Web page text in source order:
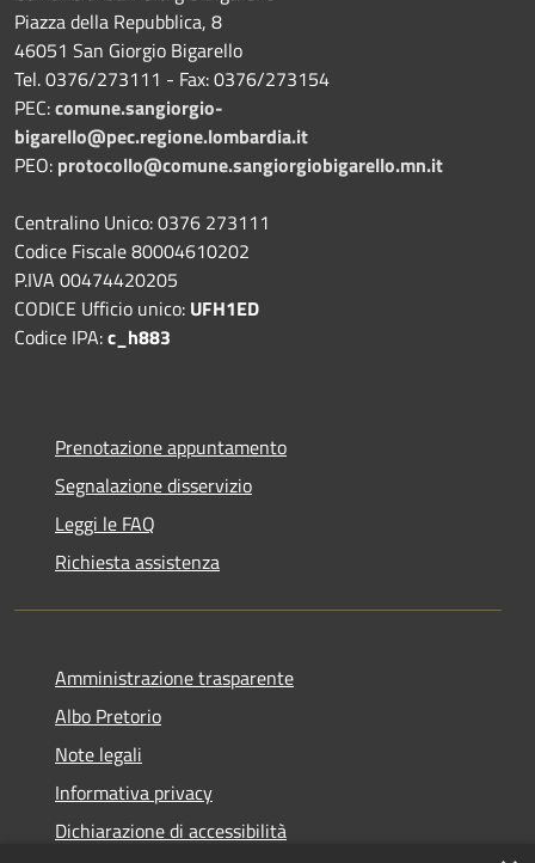
Piazza della Repubblica, 8
46051 San Giorgio Bigarello
Tel. 0376/273111 - Fax: 0376/273154
PEC:comune.sangiorgio-
bigarello@pec.regione.lombardia.it
PEO: protocollo@comune.sangiorgiobigarello.mn.it
Centralino Unico: 0376 273111
Codice Fiscale 80004610202
P.IVA 00474420205
CODICE Ufficio unico: UFH1ED
Codice IPA:c_h883
Prenotazione appuntamento
Segnalazione disservizio
Leggi le FAQ
Richiesta assistenza
Amministrazione trasparente
Albo Pretorio
Note legali
Informativa privacy
Dichiarazione di accessibilità